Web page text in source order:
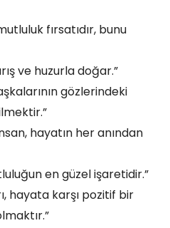
fırsatıdır, bunu
ve huzurla doğar.”
gözlerindeki
hayatın her anından
en güzel işaretidir.”
hayata karşı pozitif bir